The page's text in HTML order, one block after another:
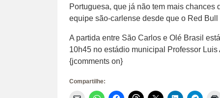
Portuguesa, que já não tem mais
equipe são-carlense desde que o Red
A partida entre São Carlos e Olé Brasil
10h45 no estádio municipal Professor
{jcomments on}
Compartilhe: